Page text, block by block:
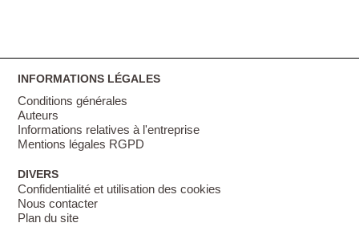
INFORMATIONS LÉGALES
Conditions générales
Auteurs
Informations relatives à l'entreprise
Mentions légales RGPD
DIVERS
Confidentialité et utilisation des cookies
Nous contacter
Plan du site